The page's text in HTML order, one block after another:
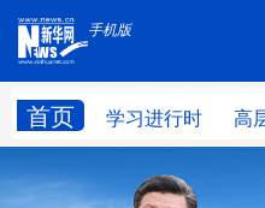
手机版
首页 学习进行时 高
手机版
网
学习进行时 高层